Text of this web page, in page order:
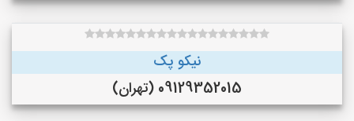
نیکو پک
09129352015 (تهران)